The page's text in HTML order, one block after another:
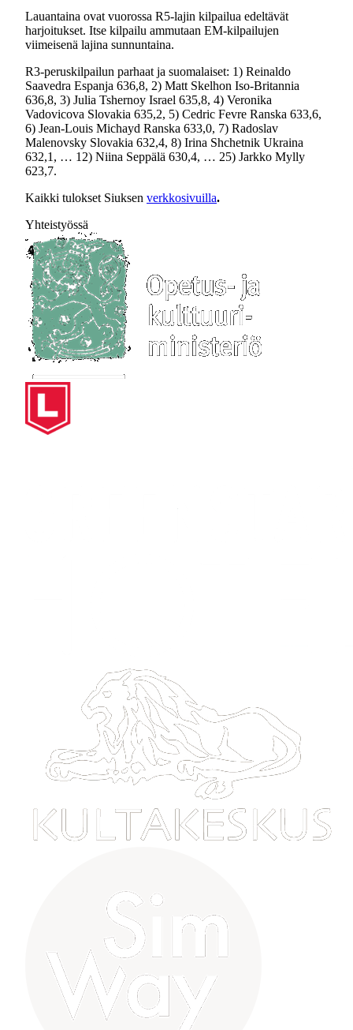
Lauantaina ovat vuorossa R5-lajin kilpailua edeltävät
harjoitukset. Itse kilpailu ammutaan EM-kilpailujen
viimeisenä lajina sunnuntaina.
R3-peruskilpailun parhaat ja suomalaiset: 1) Reinaldo
Saavedra Espanja 636,8, 2) Matt Skelhon Iso-Britannia
636,8, 3) Julia Tshernoy Israel 635,8, 4) Veronika
Vadovicova Slovakia 635,2, 5) Cedric Fevre Ranska 633,6,
6) Jean-Louis Michayd Ranska 633,0, 7) Radoslav
Malenovsky Slovakia 632,4, 8) Irina Shchetnik Ukraina
632,1, … 12) Niina Seppälä 630,4, … 25) Jarkko Mylly
623,7.
Kaikki tulokset Siuksen verkkosivuilla.
Yhteistyössä